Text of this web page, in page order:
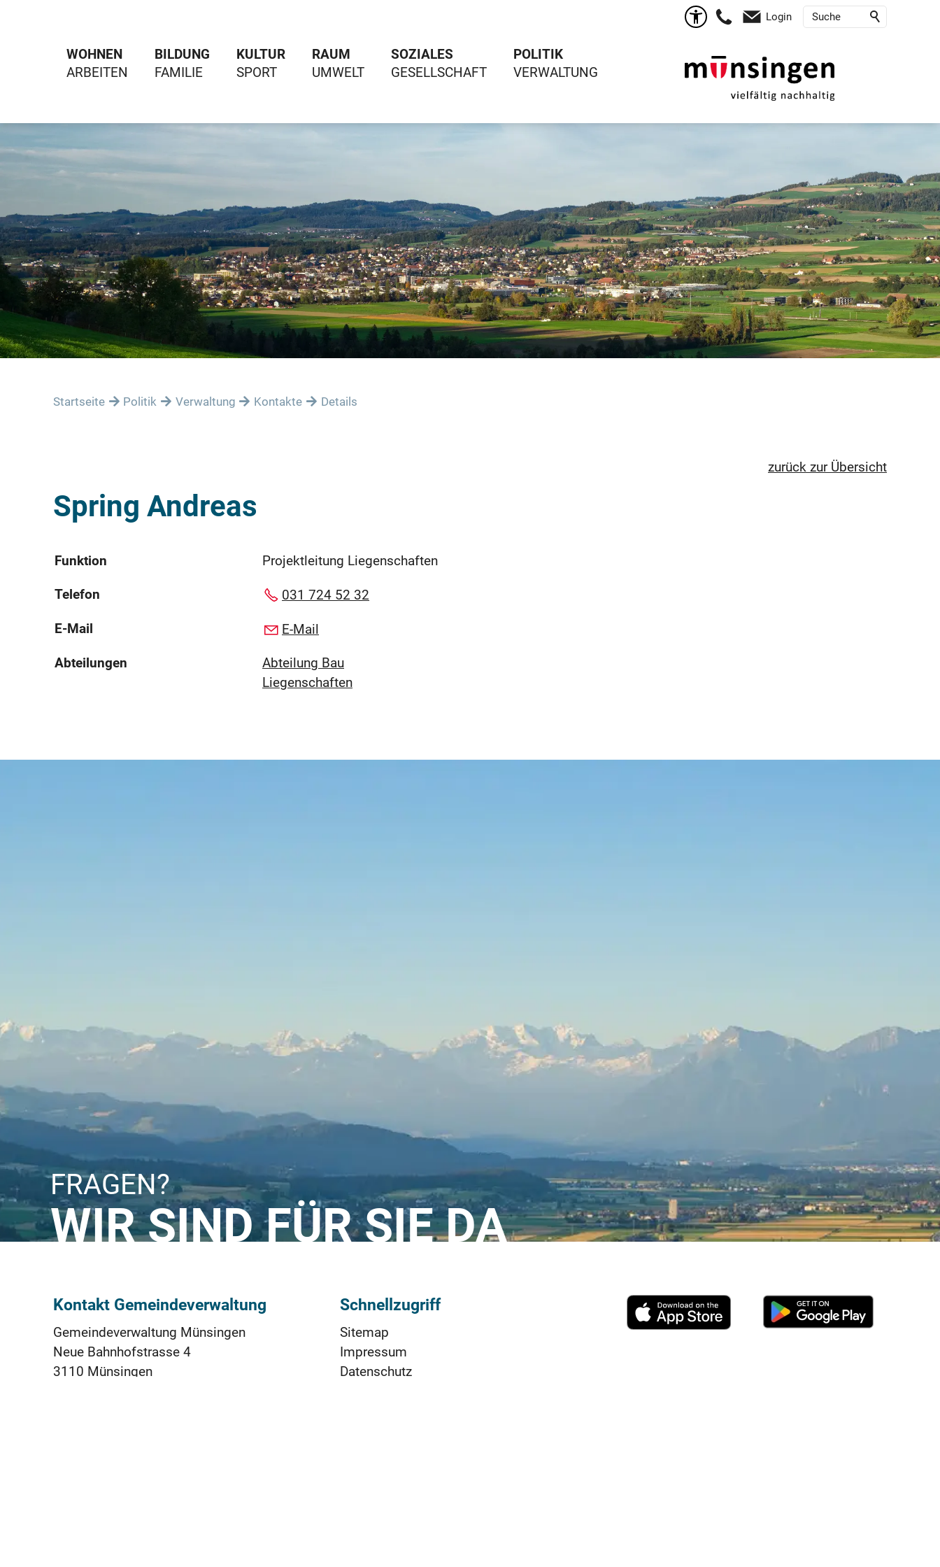
WOHNEN BILDUNG KULTUR RAUM SOZIALES POLITIK
Login
Startseite Politik Verwaltung Kontakte Details
zurück zur Übersicht
Spring Andreas
Funktion Projektleitung Liegenschaften
Telefon 031 724 52 32
E-Mail E-Mail
Abteilungen
Abteilung Bau
Liegenschaften
FRAGEN?
WIR SIND FÜR SIE DA
Kontakt Gemeindeverwaltung
Gemeindeverwaltung Münsingen
Neue Bahnhofstrasse 4
3110 Münsingen
Schnellzugriff
Sitemap
Impressum
Datenschutz